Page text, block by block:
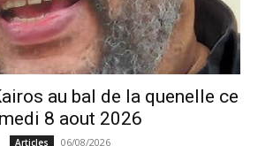
au bal de la quenelle ce
8 aout 2026
Articles 06/08/2026